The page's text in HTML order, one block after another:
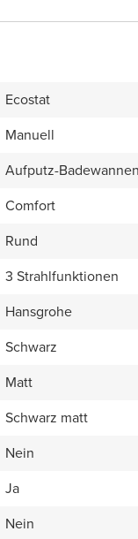
Ecostat
Manuell
Aufputz-
Comfort
Rund
3 Strahlfunktionen
Hansgrohe
Schwarz
Matt
Schwarz matt
Nein
Ja
Nein